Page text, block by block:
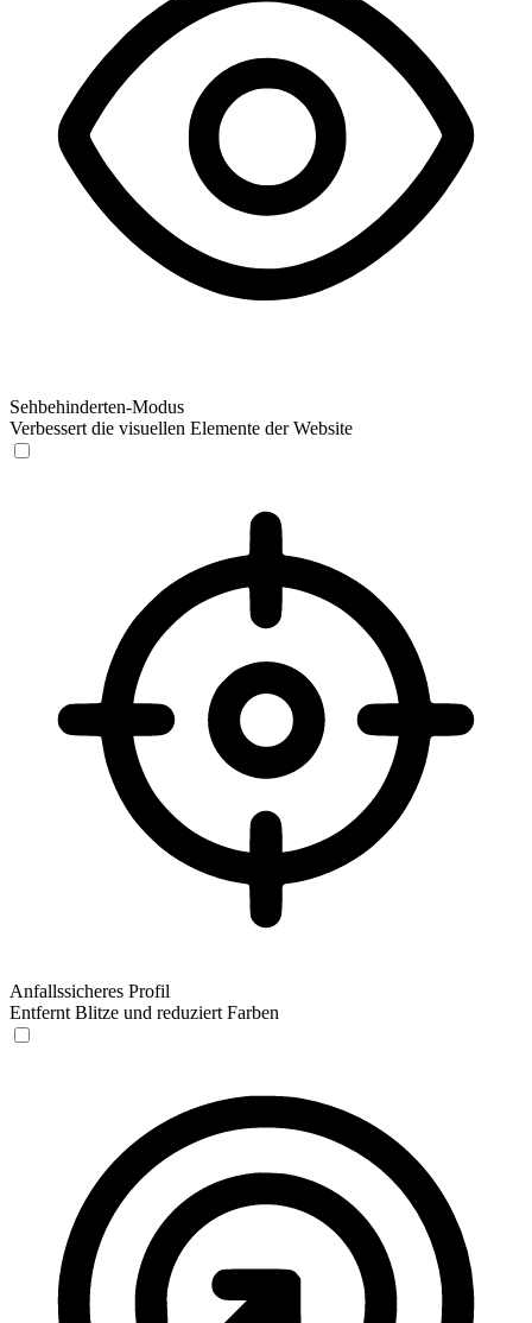
Sehbehinderten-Modus
Verbessert die visuellen Elemente der Website
Anfallssicheres Profil
Entfernt Blitze und reduziert Farben